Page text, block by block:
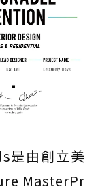
是由創立美
MasterPr